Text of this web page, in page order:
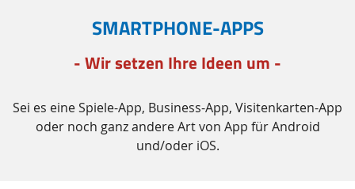
SMARTPHONE-APPS
- Wir setzen Ihre Ideen um -
Sei es eine Spiele-App, Business-App, Visitenkarten-App
oder noch ganz andere Art von App für Android
und/oder iOS.